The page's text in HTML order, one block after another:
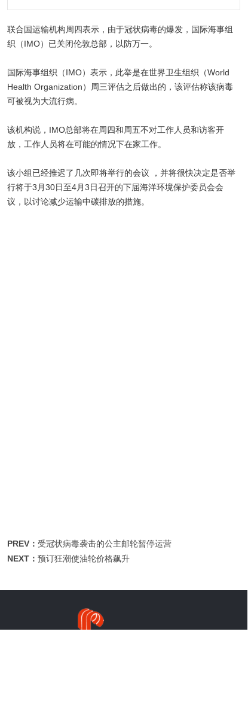
联合国运输机构周四表示，由于冠状病毒的爆发，国际海事组
织（IMO）已关闭伦敦总部，以防万一。
国际海事组织（IMO）表示，此举是在世界卫生组织（World
Health Organization）周三评估之后做出的，该评估称该病毒
可被视为大流行病。
该机构说，IMO总部将在周四和周五不对工作人员和访客开
放，工作人员将在可能的情况下在家工作。
该小组已经推迟了几次即将举行的会议 ，并将很快决定是否举
行将于3月30日至4月3日召开的下届海洋环境保护委员会会
议，以讨论减少运输中碳排放的措施。
PREV：受冠状病毒袭击的公主邮轮暂停运营
NEXT：预订狂潮使油轮价格飙升